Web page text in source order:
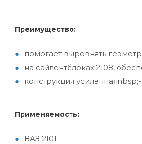
Преимущество:
помогает выровнять
на сайлентблоках 2108,
конструкция
Применяемость:
ВАЗ 2101